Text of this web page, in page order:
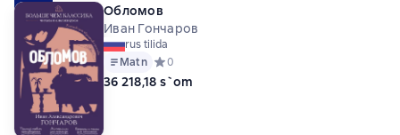
Обломов
Иван Гончаров
rus tilida
Matn Средний рейтинг 0 на основе 0 оценок
0
36 218,18 s`om